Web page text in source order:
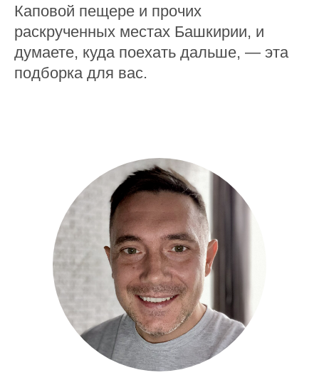
Каповой пещере и прочих
раскрученных местах Башкирии, и
думаете, куда поехать дальше, — эта
подборка для вас.